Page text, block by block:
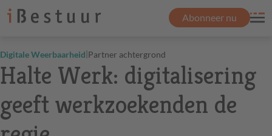
Abonneer nu
Digitale Weerbaarheid|Partner achtergrond
Halte Werk: digitalisering
geeft werkzoekenden de